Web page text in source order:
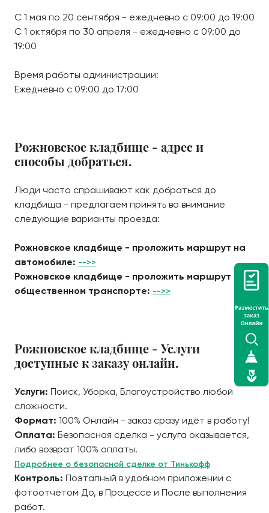
С 1 мая по 20 сентября - ежедневно с 09:00 до 19:00
С 1 октября по 30 апреля - ежедневно с 09:00 до
19:00
Время работы администрации:
Ежедневно с 09:00 до 17:00
Рожновское кладбище - адрес и
способы добраться.
Люди часто спрашивают как добраться до
кладбища - предлагаем принять во внимание
следующие варианты проезда:
Рожновское кладбище - проложить маршрут на
автомобиле: -->>
Рожновское кладбище - проложить маршрут на
общественном транспорте: -->>
Рожновское кладбище - Услуги
доступные к заказу онлайн.
Услуги: Поиск, Уборка, Благоустройство любой
сложности.
Формат: 100% Онлайн - заказ сразу идёт в работу!
Оплата: Безопасная сделка - услуга оказывается,
либо возврат 100% оплаты.
Подробнее о безопасной сделке от Тинькофф
Контроль: Поэтапный в удобном приложении с
фотоотчётом До, в Процессе и После выполнения
работ.